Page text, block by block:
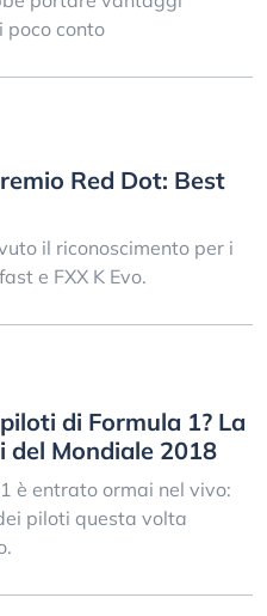
poco conto
Red Dot: Best
il riconoscimento per i
e FXX K Evo.
di Formula 1? La
del Mondiale 2018
è entrato ormai nel vivo:
piloti questa volta